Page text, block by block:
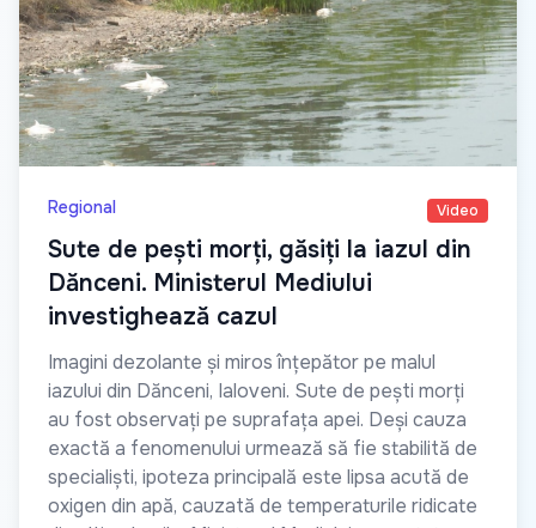
Regional Video
Sute de pești morți, găsiți la iazul din
Dănceni. Ministerul Mediului
investighează cazul
Imagini dezolante și miros înțepător pe malul
iazului din Dănceni, Ialoveni. Sute de pești morți
au fost observați pe suprafața apei. Deși cauza
exactă a fenomenului urmează să fie stabilită de
specialiști, ipoteza principală este lipsa acută de
oxigen din apă, cauzată de temperaturile ridicate